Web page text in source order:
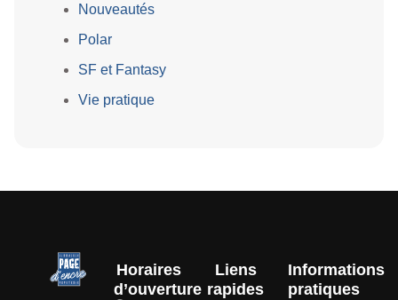
Nouveautés
Polar
SF et Fantasy
Vie pratique
Horaires
d’ouverture
Liens
rapides
Informations
pratiques